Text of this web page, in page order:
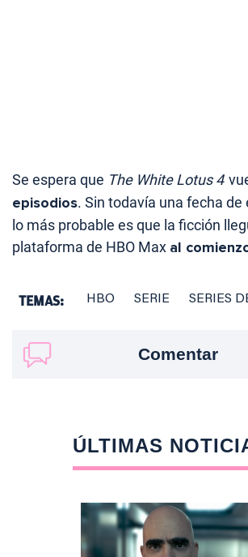
Se espera que The White Lotus 4
episodios. Sin todavía una fecha de
lo más probable es que la ficción
plataforma de HBO Max al
TEMAS: HBO SERIE SERIES
Comentar
ÚLTIMAS